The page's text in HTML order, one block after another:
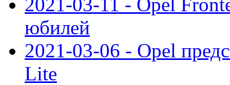
юбилей
2021-03-06 - Opel
Lite